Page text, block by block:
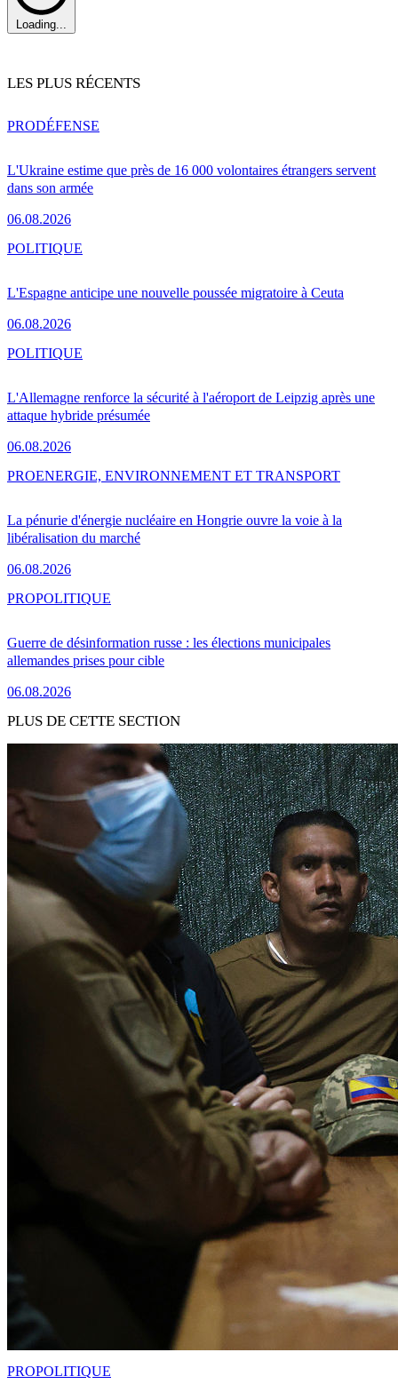
Loading...
LES PLUS RÉCENTS
L'Ukraine estime que près de 16 000 volontaires étrangers servent
dans son armée
06.08.2026
PRODÉFENSE
L'Espagne anticipe une nouvelle poussée migratoire à Ceuta
06.08.2026
POLITIQUE
L'Allemagne renforce la sécurité à l'aéroport de Leipzig après une
attaque hybride présumée
06.08.2026
POLITIQUE
La pénurie d'énergie nucléaire en Hongrie ouvre la voie à la
libéralisation du marché
06.08.2026
PROENERGIE, ENVIRONNEMENT ET TRANSPORT
Guerre de désinformation russe : les élections municipales
allemandes prises pour cible
06.08.2026
PROPOLITIQUE
PLUS DE CETTE SECTION
PROPOLITIQUE